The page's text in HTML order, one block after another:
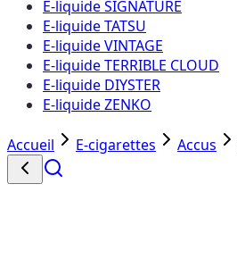
E-liquide SIGNATURE
E-liquide TATSU
E-liquide VINTAGE
E-liquide TERRIBLE CLOUD
E-liquide DIYSTER
E-liquide ZENKO
Accueil E-cigarettes Accus